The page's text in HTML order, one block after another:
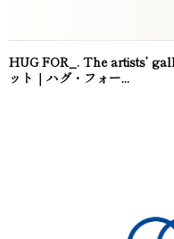
HUG FOR_. The artists’
ット｜ハグ・フォー...